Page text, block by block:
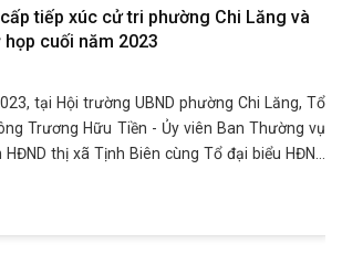
tiếp xúc cử tri phường Chi Lăng và
cuối năm 2023
tại Hội trường UBND phường Chi Lăng, Tổ
Trương Hữu Tiền - Ủy viên Ban Thường vụ
thị xã Tịnh Biên cùng Tổ đại biểu HĐND
năm 2023